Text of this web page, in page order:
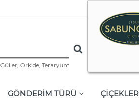
Güller, Orkide, Teraryum
GÖNDERİM TÜRÜ ÇİÇEKLER